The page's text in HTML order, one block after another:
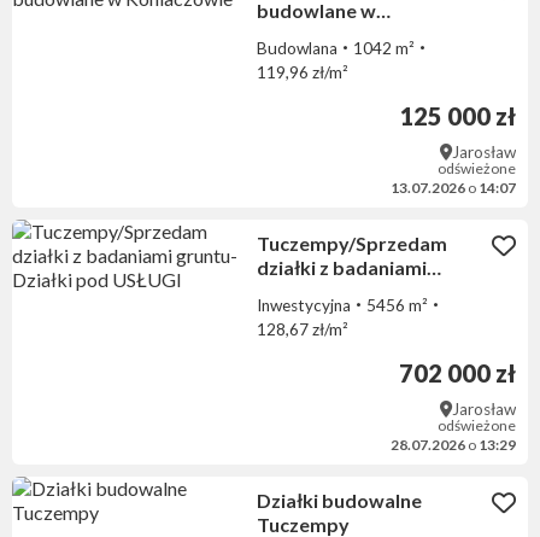
budowlane w
Budowlana
1042 m²
119,96 zł/m²
125 000 zł
Jarosław
odświeżone
13.07.2026 o 14:07
Tuczempy/Sprzedam
działki z badaniami
USŁUGI
Inwestycyjna
5456 m²
128,67 zł/m²
702 000 zł
Jarosław
odświeżone
28.07.2026 o 13:29
Działki budowalne
Tuczempy